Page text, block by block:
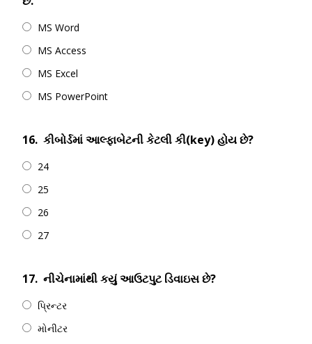
MS Word
MS Access
MS Excel
MS PowerPoint
16. કીબોર્ડમાં આલ્ફાબેટની કેટલી કી(key) હોય છે?
24
25
26
27
17. નીચેનામાંથી કયું આઉટપુટ ડિવાઇસ છે?
પ્રિન્ટર
મોનીટર